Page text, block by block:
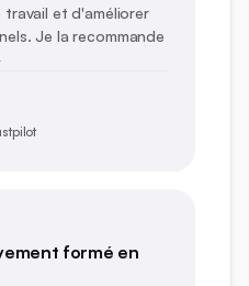
et d'améliorer
Je la recommande
formé en